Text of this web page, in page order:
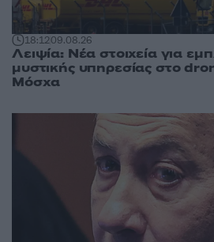
18:1209.08.26
Λειψία: Νέα στοιχεία για
μυστικής υπηρεσίας στο
Μόσχα